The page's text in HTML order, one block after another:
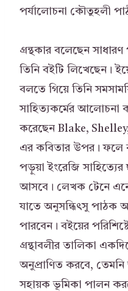
পর্যালোচনা কৌতুহলী
গ্রন্থকার বলেছেন
তিনি বইটি লিখেছেন।
বলতে গিয়ে তিনি
সাহিত্যকর্মের
করেছেন Blake,
এর কবিতার উপর। ফলে
পড়ুয়া ইংরেজি সাহিত্যের
আসবে। লেখক টেনে
যাতে অনুসন্ধিৎসু পাঠক
পারবেন। বইয়ের
গ্রন্থাবলীর তালিকা
অনুপ্রাণিত করবে, তেমনি
সহায়ক ভূমিকা পালন